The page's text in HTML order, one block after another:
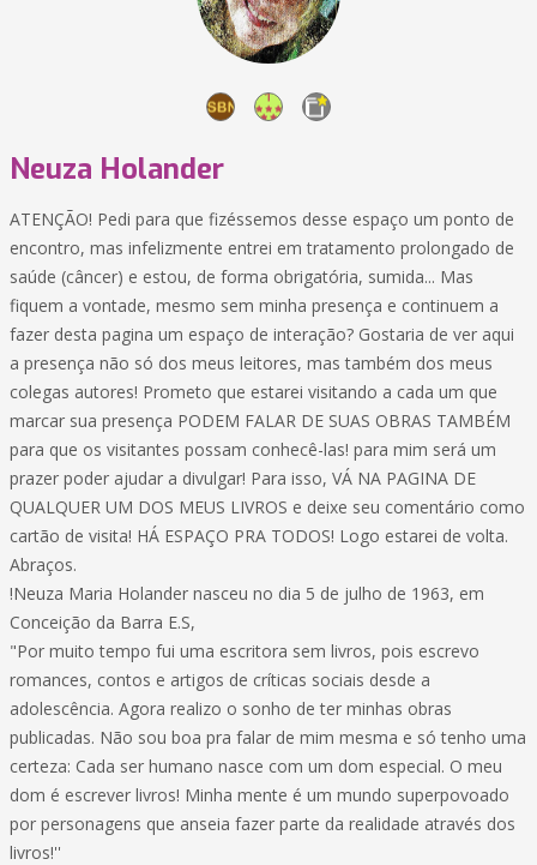
Neuza Holander
ATENÇÃO! Pedi para que fizéssemos desse espaço um ponto de
encontro, mas infelizmente entrei em tratamento prolongado de
saúde (câncer) e estou, de forma obrigatória, sumida... Mas
fiquem a vontade, mesmo sem minha presença e continuem a
fazer desta pagina um espaço de interação? Gostaria de ver aqui
a presença não só dos meus leitores, mas também dos meus
colegas autores! Prometo que estarei visitando a cada um que
marcar sua presença PODEM FALAR DE SUAS OBRAS TAMBÉM
para que os visitantes possam conhecê-las! para mim será um
prazer poder ajudar a divulgar! Para isso, VÁ NA PAGINA DE
QUALQUER UM DOS MEUS LIVROS e deixe seu comentário como
cartão de visita! HÁ ESPAÇO PRA TODOS! Logo estarei de volta.
Abraços.
!Neuza Maria Holander nasceu no dia 5 de julho de 1963, em
Conceição da Barra E.S,
"Por muito tempo fui uma escritora sem livros, pois escrevo
romances, contos e artigos de críticas sociais desde a
adolescência. Agora realizo o sonho de ter minhas obras
publicadas. Não sou boa pra falar de mim mesma e só tenho uma
certeza: Cada ser humano nasce com um dom especial. O meu
dom é escrever livros! Minha mente é um mundo superpovoado
por personagens que anseia fazer parte da realidade através dos
livros!''